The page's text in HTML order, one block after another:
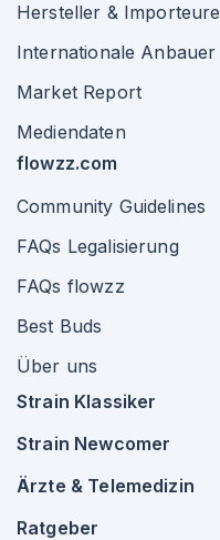
Hersteller & Importeure
Internationale Anbauer
Market Report
Mediendaten
flowzz.com
Community Guidelines
FAQs Legalisierung
FAQs flowzz
Best Buds
Über uns
Strain Klassiker
Strain Newcomer
Ärzte & Telemedizin
Ratgeber